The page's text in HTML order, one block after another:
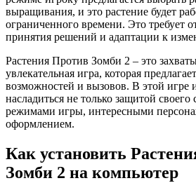
выращивания, и это растение будет
ограниченного времени. Это требует
принятия решений и адаптации к
Растения Против Зомби 2 – это
увлекательная игра, которая
возможностей и вызовов. В этой игре
насладиться не только защитой
режимами игры, интересными
оформлением.
Как установить
Зомби 2 на компьютер